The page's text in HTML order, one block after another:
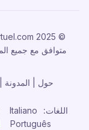
© 2025 ClavierVirtuel.com - أداة مجانية للكتابة بلغات متعددة
حول
المدونة
اللغات:
Italiano
Português